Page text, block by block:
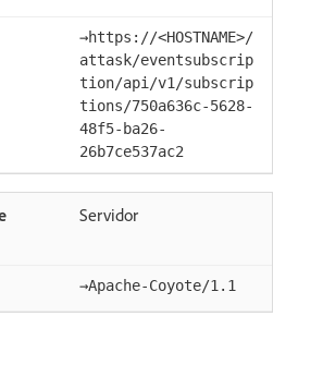
→https://<HOSTNAME>/
attask/eventsubscrip
tion/api/v1/subscrip
tions/750a636c-5628-
48f5-ba26-
26b7ce537ac2
Servidor
→Apache-Coyote/1.1